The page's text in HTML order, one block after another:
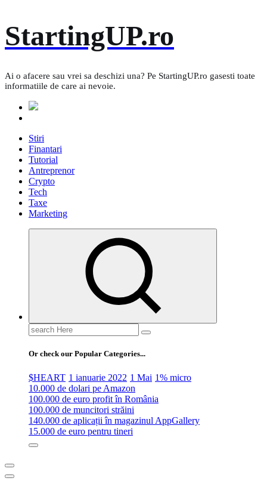
to
content
StartingUP.ro
Ai o afacere sau vrei sa deschizi una? Pe StartingUP.ro gasesti toate
informatiile de care ai nevoie.
Stiri
Finantari
Tutorial
Antreprenor
Crypto
Tech
Taxe
Marketing
Search
for:
Or check our Popular Categories...
$HEART 1 ianuarie 2022 1 Mai 1% micro
10.000 de dolari pe Amazon
100.000 de euro profit în România
100.000 de muncitori străini
140.000 de aplicații în magazinul AppGallery
15.000 de euro pentru tineri